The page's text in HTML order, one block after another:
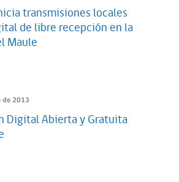
transmisiones locales
de libre recepción en la
Maule
de 2013
Digital Abierta y Gratuita